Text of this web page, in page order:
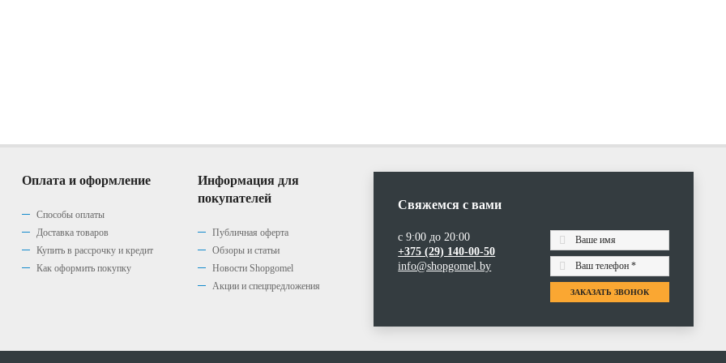
Оплата и оформление
Способы оплаты
Доставка товаров
Купить в рассрочку и кредит
Как оформить покупку
Информация для
покупателей
Публичная оферта
Обзоры и статьи
Новости Shopgomel
Акции и спецпредложения
Свяжемся с вами
с 9:00 до 20:00
+375 (29) 140-00-50
info@shopgomel.by
ЗАКАЗАТЬ ЗВОНОК